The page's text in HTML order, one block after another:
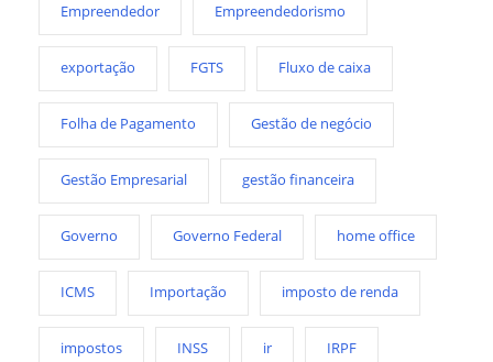
Empreendedor Empreendedorismo
exportação FGTS Fluxo de caixa
Folha de Pagamento Gestão de negócio
Gestão Empresarial gestão financeira
Governo Governo Federal home office
ICMS Importação imposto de renda
impostos INSS ir IRPF